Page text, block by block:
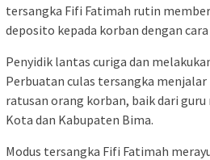
tersangka Fifi Fatimah rutin
deposito kepada korban dengan
Penyidik lantas curiga dan
Perbuatan culas tersangka menjalar
ratusan orang korban, baik dari guru
Kota dan Kabupaten Bima.
Modus tersangka Fifi Fatimah